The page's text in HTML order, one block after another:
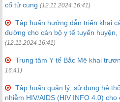
cổ tử cung (12.11.2024 16:41)
Tập huấn hướng dẫn triển khai
đường cho cán bộ y tế tuyến
(12.11.2024 16:41)
Trung tâm Y tế Bắc Mê khai
16:41)
Tập huấn quản lý, sử dụng hệ
nhiễm HIV/AIDS (HIV INFO 4.0)